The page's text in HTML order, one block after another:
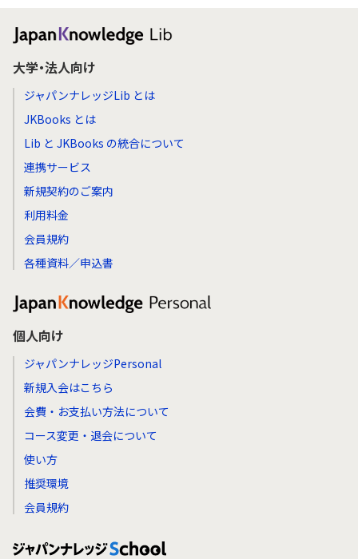
大学・法人向け
ジャパンナレッジLib とは
JKBooks とは
Lib と JKBooks の統合について
連携サービス
新規契約のご案内
利用料金
会員規約
各種資料／申込書
個人向け
ジャパンナレッジPersonal
新規入会はこちら
会費・お支払い方法について
コース変更・退会について
使い方
推奨環境
会員規約